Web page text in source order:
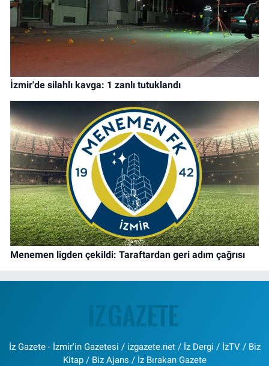
İzmir'de silahlı kavga: 1 zanlı tutuklandı
Menemen ligden çekildi: Taraftardan geri adım çağrısı
İz Gazete - İzmir'in Gazetesi / izgazete.net / İz Dergi / İzTV / Biz
Kitap / Biz Ajans / İz Bırakan Gazete